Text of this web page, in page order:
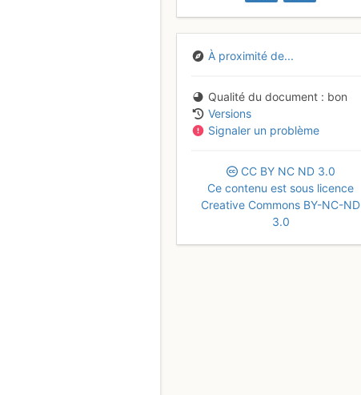
À proximité de...
Qualité du document
bon
Versions
Signaler un problème
CC BY NC ND 3.0
Ce contenu est sous licence
Creative Commons BY-NC-ND
3.0